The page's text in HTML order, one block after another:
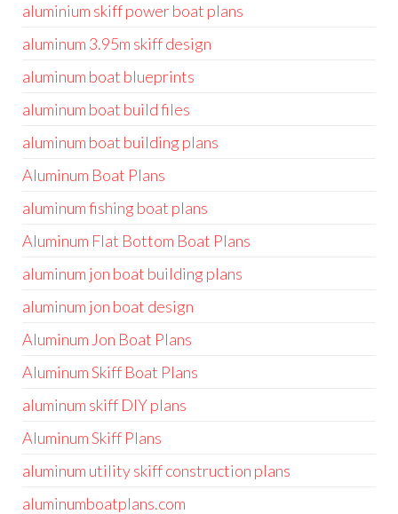
aluminium skiff power boat plans
aluminum 3.95m skiff design
aluminum boat blueprints
aluminum boat build files
aluminum boat building plans
Aluminum Boat Plans
aluminum fishing boat plans
Aluminum Flat Bottom Boat Plans
aluminum jon boat building plans
aluminum jon boat design
Aluminum Jon Boat Plans
Aluminum Skiff Boat Plans
aluminum skiff DIY plans
Aluminum Skiff Plans
aluminum utility skiff construction plans
aluminumboatplans.com